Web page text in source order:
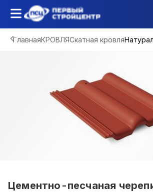
ГлавнаяКРОВЛЯСкатная кровля
Цементно-песчаная